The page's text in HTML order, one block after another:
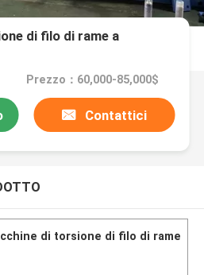
di filo di rame a
Prezzo：60,000-85,000$
Contattici
di torsione di filo di rame